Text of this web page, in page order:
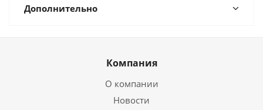
Дополнительно
Компания
О компании
Новости